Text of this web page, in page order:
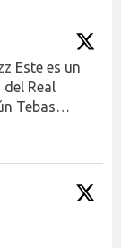
Este es un
Real
Tebas…